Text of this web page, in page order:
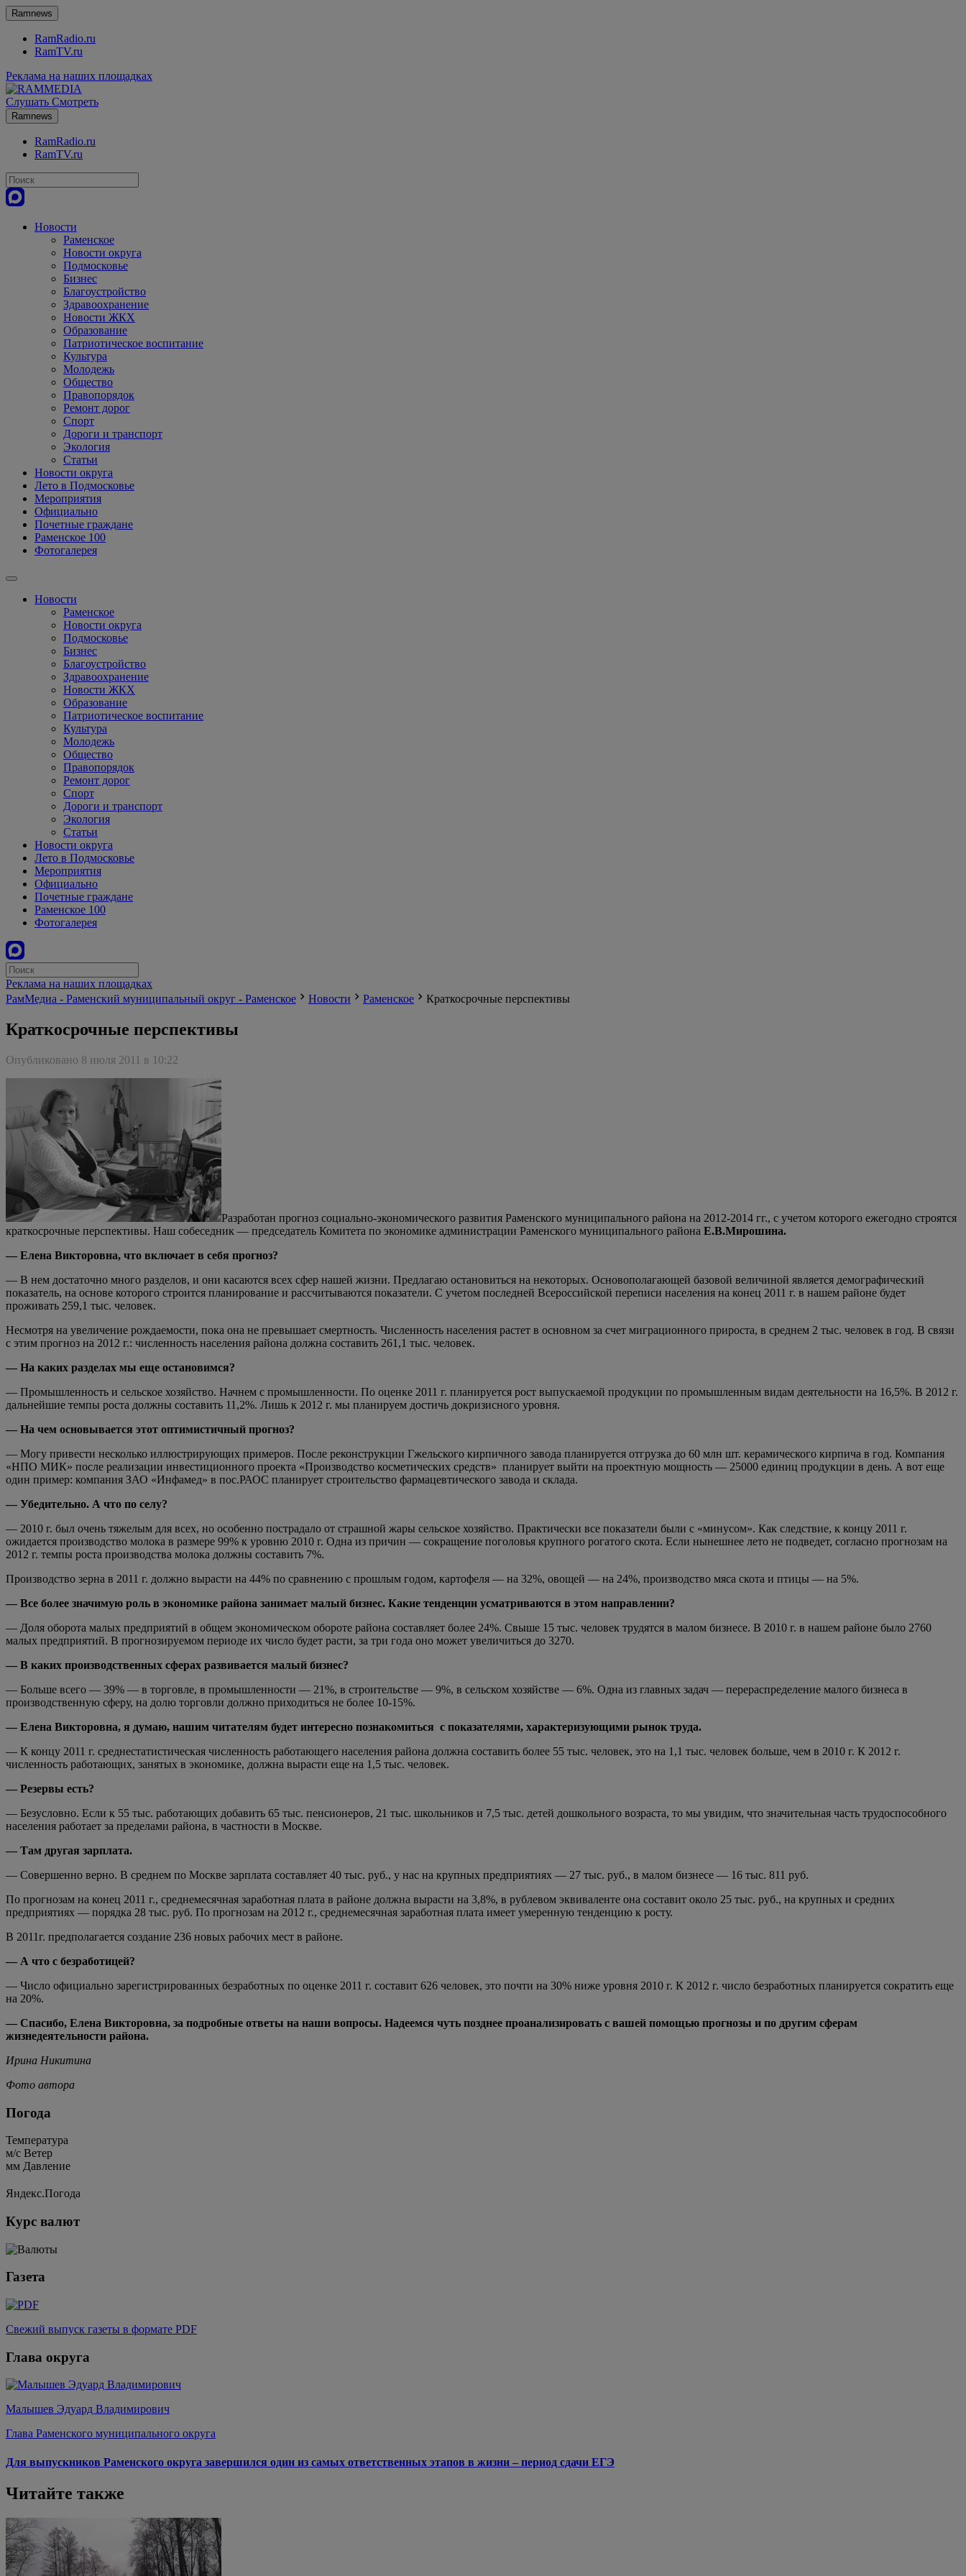
Ramnews
RamRadio.ru
RamTV.ru
Реклама на наших площадках
Слушать Смотреть
Ramnews
RamRadio.ru
RamTV.ru
Новости
Раменское
Новости округа
Подмосковье
Бизнес
Благоустройство
Здравоохранение
Новости ЖКХ
Образование
Патриотическое воспитание
Культура
Молодежь
Общество
Правопорядок
Ремонт дорог
Спорт
Дороги и транспорт
Экология
Статьи
Новости округа
Лето в Подмосковье
Мероприятия
Официально
Почетные граждане
Раменское 100
Фотогалерея
Новости
Раменское
Новости округа
Подмосковье
Бизнес
Благоустройство
Здравоохранение
Новости ЖКХ
Образование
Патриотическое воспитание
Культура
Молодежь
Общество
Правопорядок
Ремонт дорог
Спорт
Дороги и транспорт
Экология
Статьи
Новости округа
Лето в Подмосковье
Мероприятия
Официально
Почетные граждане
Раменское 100
Фотогалерея
Реклама на наших площадках
РамМедиа - Раменский муниципальный округ - Раменское
Новости Раменское Краткосрочные перспективы
Краткосрочные перспективы
Опубликовано 8 июля 2011 в 10:22
Разработан прогноз социально-экономического развития Раменского муниципального района на 2012-2014 гг., с учетом которого ежегодно строятся
краткосрочные перспективы. Наш собеседник — председатель Комитета по экономике администрации Раменского муниципального района Е.В.Мирошина.
— Елена Викторовна, что включает в себя прогноз?
— В нем достаточно много разделов, и они касаются всех сфер нашей жизни. Предлагаю остановиться на некоторых. Основополагающей базовой величиной является демографический
показатель, на основе которого строится планирование и рассчитываются показатели. С учетом последней Всероссийской переписи населения на конец 2011 г. в нашем районе будет
проживать 259,1 тыс. человек.
Несмотря на увеличение рождаемости, пока она не превышает смертность. Численность населения растет в основном за счет миграционного прироста, в среднем 2 тыс. человек в год. В связи
с этим прогноз на 2012 г.: численность населения района должна составить 261,1 тыс. человек.
— На каких разделах мы еще остановимся?
— Промышленность и сельское хозяйство. Начнем с промышленности. По оценке 2011 г. планируется рост выпускаемой продукции по промышленным видам деятельности на 16,5%. В 2012 г.
дальнейшие темпы роста должны составить 11,2%. Лишь к 2012 г. мы планируем достичь докризисного уровня.
— На чем основывается этот оптимистичный прогноз?
— Могу привести несколько иллюстрирующих примеров. После реконструкции Гжельского кирпичного завода планируется отгрузка до 60 млн шт. керамического кирпича в год. Компания
«НПО МИК» после реализации инвестиционного проекта «Производство косметических средств» планирует выйти на проектную мощность — 25000 единиц продукции в день. А вот еще
один пример: компания ЗАО «Инфамед» в пос.РАОС планирует строительство фармацевтического завода и склада.
— Убедительно. А что по селу?
— 2010 г. был очень тяжелым для всех, но особенно пострадало от страшной жары сельское хозяйство. Практически все показатели были с «минусом». Как следствие, к концу 2011 г.
ожидается производство молока в размере 99% к уровню 2010 г. Одна из причин — сокращение поголовья крупного рогатого скота. Если нынешнее лето не подведет, согласно прогнозам на
2012 г. темпы роста производства молока должны составить 7%.
Производство зерна в 2011 г. должно вырасти на 44% по сравнению с прошлым годом, картофеля — на 32%, овощей — на 24%, производство мяса скота и птицы — на 5%.
— Все более значимую роль в экономике района занимает малый бизнес. Какие тенденции усматриваются в этом направлении?
— Доля оборота малых предприятий в общем экономическом обороте района составляет более 24%. Свыше 15 тыс. человек трудятся в малом бизнесе. В 2010 г. в нашем районе было 2760
малых предприятий. В прогнозируемом периоде их число будет расти, за три года оно может увеличиться до 3270.
— В каких производственных сферах развивается малый бизнес?
— Больше всего — 39% — в торговле, в промышленности — 21%, в строительстве — 9%, в сельском хозяйстве — 6%. Одна из главных задач — перераспределение малого бизнеса в
производственную сферу, на долю торговли должно приходиться не более 10-15%.
— Елена Викторовна, я думаю, нашим читателям будет интересно познакомиться с показателями, характеризующими рынок труда.
— К концу 2011 г. среднестатистическая численность работающего населения района должна составить более 55 тыс. человек, это на 1,1 тыс. человек больше, чем в 2010 г. К 2012 г.
численность работающих, занятых в экономике, должна вырасти еще на 1,5 тыс. человек.
— Резервы есть?
— Безусловно. Если к 55 тыс. работающих добавить 65 тыс. пенсионеров, 21 тыс. школьников и 7,5 тыс. детей дошкольного возраста, то мы увидим, что значительная часть трудоспособного
населения работает за пределами района, в частности в Москве.
— Там другая зарплата.
— Совершенно верно. В среднем по Москве зарплата составляет 40 тыс. руб., у нас на крупных предприятиях — 27 тыс. руб., в малом бизнесе — 16 тыс. 811 руб.
По прогнозам на конец 2011 г., среднемесячная заработная плата в районе должна вырасти на 3,8%, в рублевом эквиваленте она составит около 25 тыс. руб., на крупных и средних
предприятиях — порядка 28 тыс. руб. По прогнозам на 2012 г., среднемесячная заработная плата имеет умеренную тенденцию к росту.
В 2011г. предполагается создание 236 новых рабочих мест в районе.
— А что с безработицей?
— Число официально зарегистрированных безработных по оценке 2011 г. составит 626 человек, это почти на 30% ниже уровня 2010 г. К 2012 г. число безработных планируется сократить еще
на 20%.
— Спасибо, Елена Викторовна, за подробные ответы на наши вопросы. Надеемся чуть позднее проанализировать с вашей помощью прогнозы и по другим сферам
жизнедеятельности района.
Ирина Никитина
Фото автора
Погода
Температура
м/c Ветер
мм Давление
Яндекс.Погода
Курс валют
Газета
Свежий выпуск газеты в формате PDF
Глава округа
Малышев Эдуард Владимирович
Глава Раменского муниципального округа
Для выпускников Раменского округа завершился один из самых ответственных этапов в жизни – период сдачи ЕГЭ
Читайте также